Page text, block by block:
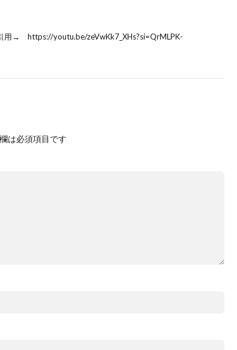
用→ https://youtu.be/zeVwKk7_XHs?si=QrMLPK-
は必須項目です